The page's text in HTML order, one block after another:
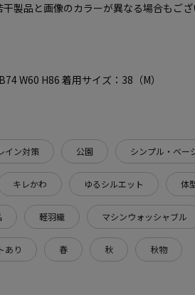
製品と画像のカラーが異なる場合もござ
W60 H86 着用サイズ：38（M）
イン対策 公園 シンプル・ベー
キレかわ ゆるシルエット 体
軽羽織 マシンウォッシャブル
あり 春 秋 秋物